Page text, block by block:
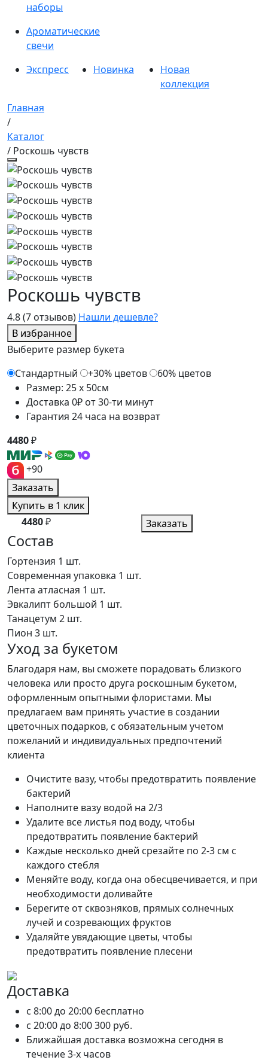
наборы
Ароматические
свечи
Экспресс
Новинка
Новая
коллекция
Главная
/
Каталог
/ Роскошь чувств
4.8(7 отзывов) Нашли дешевле?
В избранное
Роскошь чувств
Выберите размер букета
Стандартный
+30% цветов
60% цветов
Размер: 25 x 50см
Доставка 0₽ от 30-ти минут
Гарантия 24 часа на возврат
4480₽
+90
Заказать
Купить в 1 клик
4480₽ Заказать
Состав
Гортензия 1 шт.
Современная упаковка 1 шт.
Лента атласная 1 шт.
Эвкалипт большой 1 шт.
Танацетум 2 шт.
Пион 3 шт.
Уход за букетом
Благодаря нам, вы сможете порадовать близкого
человека или просто друга роскошным букетом,
оформленным опытными флористами. Мы
предлагаем вам принять участие в создании
цветочных подарков, с обязательным учетом
пожеланий и индивидуальных предпочтений
клиента
Очистите вазу, чтобы предотвратить появление
бактерий
Наполните вазу водой на 2/3
Удалите все листья под воду, чтобы
предотвратить появление бактерий
Каждые несколько дней срезайте по 2-3 см с
каждого стебля
Меняйте воду, когда она обесцвечивается, и при
необходимости доливайте
Берегите от сквозняков, прямых солнечных
лучей и созревающих фруктов
Удаляйте увядающие цветы, чтобы
предотвратить появление плесени
Доставка
c 8:00 до 20:00 бесплатно
c 20:00 до 8:00300 руб.
Ближайшая доставка возможна сегодня в
течение 3-х часов